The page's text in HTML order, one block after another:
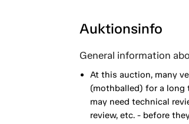
Auktionsinfo
General information
At this auction, many
(mothballed) for a long
may need technical
review, etc. - before